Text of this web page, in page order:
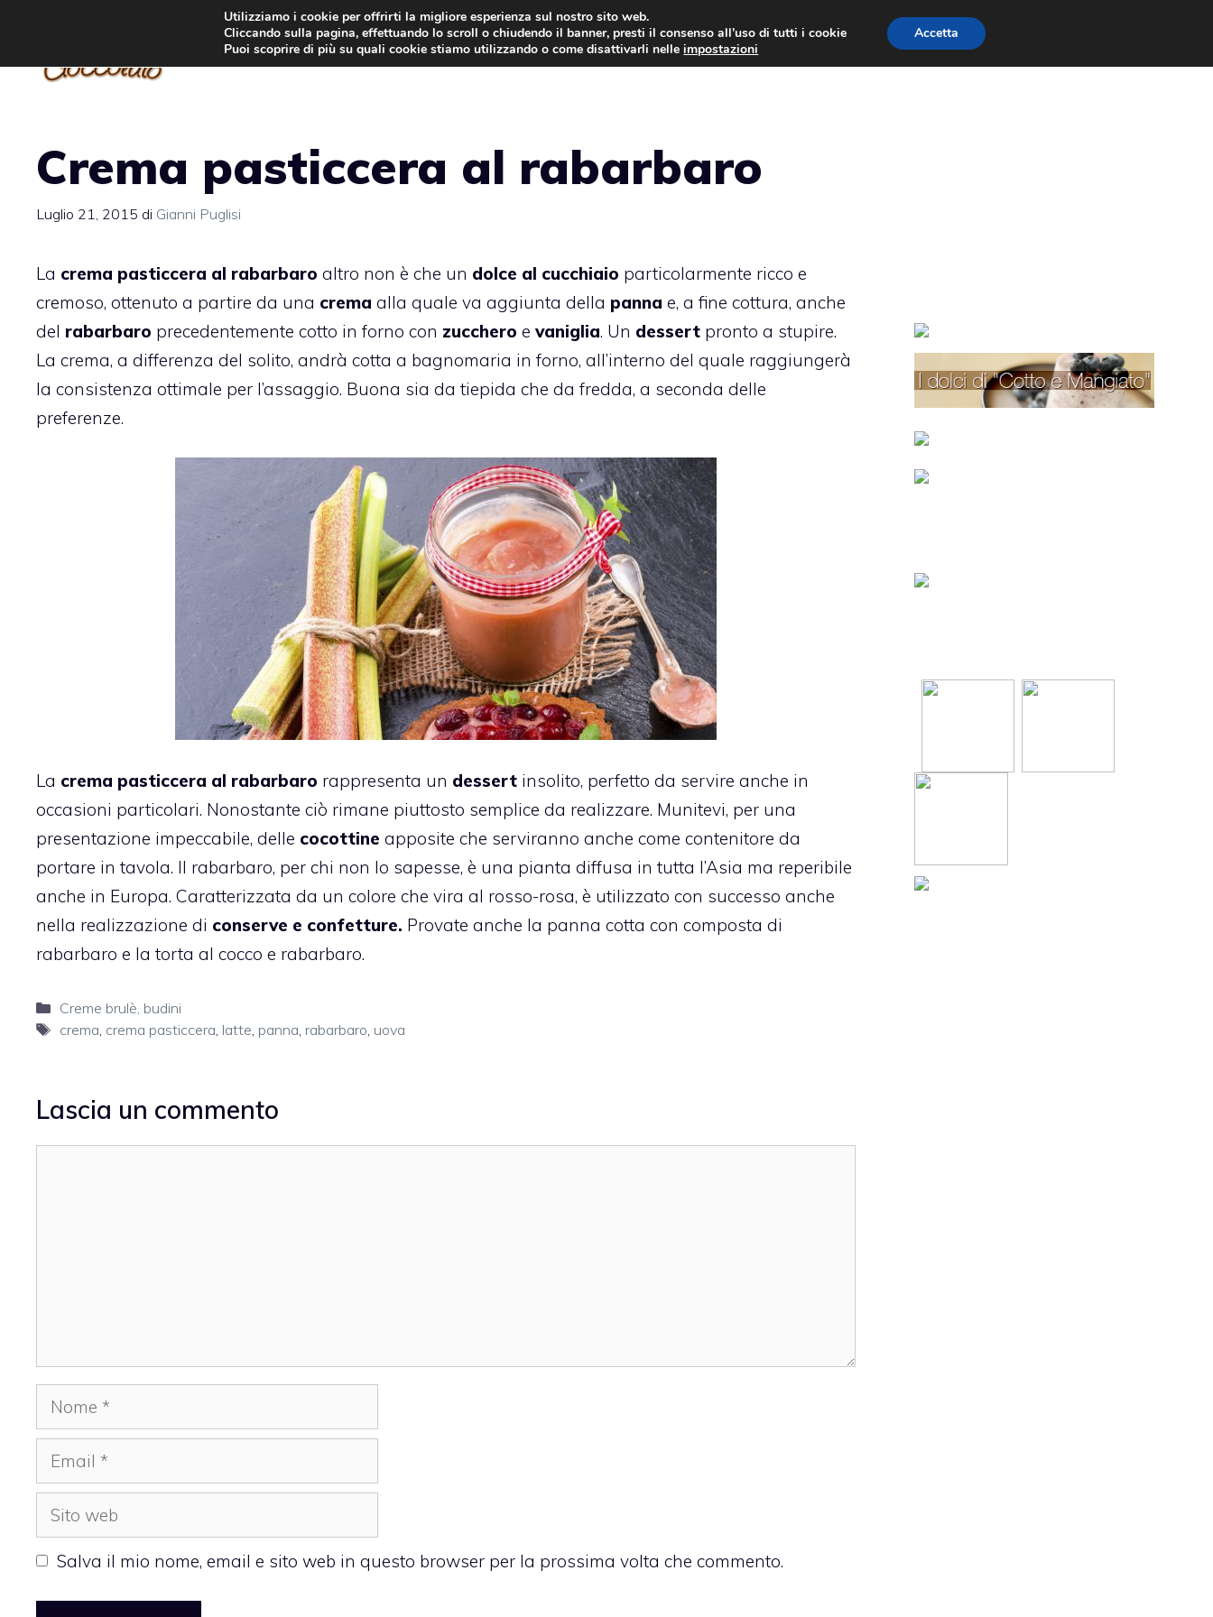
contenuto
TORTE AL CIOCCOLATO TORTE CLASSICHE TORTE PER BAMBINI
Crema pasticcera al rabarbaro
Luglio 21, 2015 di Gianni Puglisi
La crema pasticcera al rabarbaro altro non è che un dolce al cucchiaio particolarmente ricco e
cremoso, ottenuto a partire da una crema alla quale va aggiunta della panna e, a fine cottura, anche
del rabarbaro precedentemente cotto in forno con zucchero e vaniglia. Un dessert pronto a stupire.
La crema, a differenza del solito, andrà cotta a bagnomaria in forno, all’interno del quale raggiungerà
la consistenza ottimale per l’assaggio. Buona sia da tiepida che da fredda, a seconda delle
preferenze.
La crema pasticcera al rabarbaro rappresenta un dessert insolito, perfetto da servire anche in
occasioni particolari. Nonostante ciò rimane piuttosto semplice da realizzare. Munitevi, per una
presentazione impeccabile, delle cocottine apposite che serviranno anche come contenitore da
portare in tavola. Il rabarbaro, per chi non lo sapesse, è una pianta diffusa in tutta l’Asia ma reperibile
anche in Europa. Caratterizzata da un colore che vira al rosso-rosa, è utilizzato con successo anche
nella realizzazione di conserve e confetture. Provate anche la panna cotta con composta di
rabarbaro e la torta al cocco e rabarbaro.
Categorie
Creme brulè, budini
Tag
crema crema pasticcera latte panna rabarbaro uova
Lascia un commento
Nome
Email
Sito
web
Salva il mio nome, email e sito web in questo browser per la prossima volta che commento.
Utilizziamo i cookie per offrirti la migliore esperienza sul nostro sito web.
Cliccando sulla pagina, effettuando lo scroll o chiudendo il banner, presti il consenso all’uso di tutti i cookie
Puoi scoprire di più su quali cookie stiamo utilizzando o come disattivarli nelleimpostazioni
Accetta